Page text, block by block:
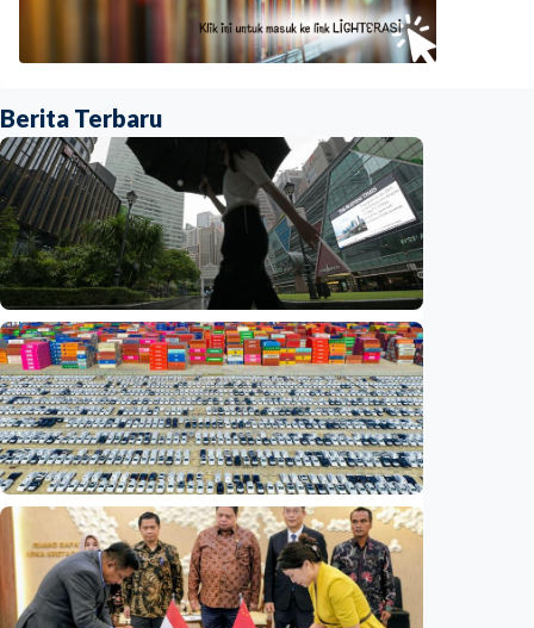
Berita Terbaru
Ekonomi
Biaya usaha naik, perusahaan Singapura
justru lirik Indonesia untuk perluas bisnis
Indonesia•07 Aug 2026
Ekonomi
Fokus Berita – Mengapa produsen EV China
kini lebih sibuk membangun pabrik daripada
menjual mobil?